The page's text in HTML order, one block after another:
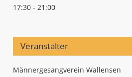
17:30 - 21:00
Veranstalter
Männergesangverein Wallensen